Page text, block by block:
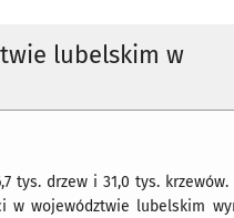
lubelskim w
tys. drzew i 31,0 tys. krzewów.
w województwie lubelskim